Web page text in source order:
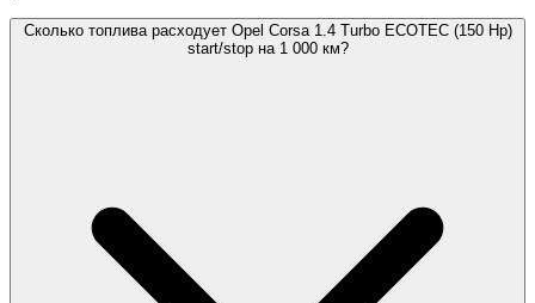
Сколько топлива расходует Opel Corsa 1.4 Turbo ECOTEC (150 Hp)
start/stop на 1 000 км?